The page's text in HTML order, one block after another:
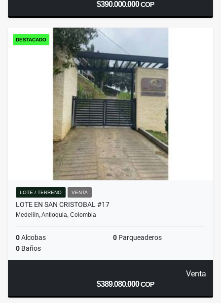
$390.000.000COP
DESTACADO
LOTE / TERRENO VENTA
LOTE EN SAN CRISTOBAL #17
Medellín, Antioquia, Colombia
0Alcobas 0 Parqueaderos
0 Baños
Venta
$389.080.000COP